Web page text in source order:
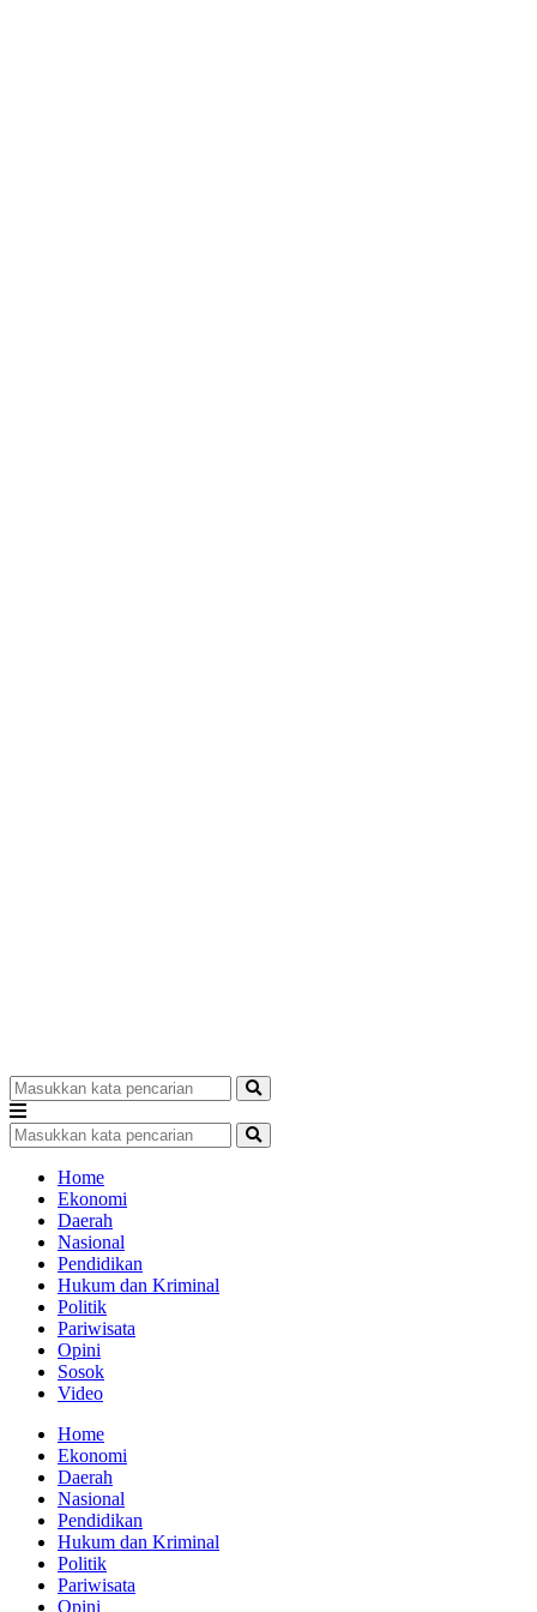
Home
Ekonomi
Daerah
Nasional
Pendidikan
Hukum dan Kriminal
Politik
Pariwisata
Opini
Sosok
Video
Home
Ekonomi
Daerah
Nasional
Pendidikan
Hukum dan Kriminal
Politik
Pariwisata
Opini